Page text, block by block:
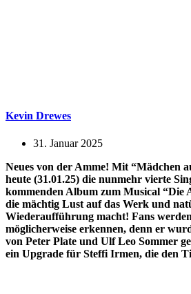
Kevin Drewes
31. Januar 2025
Neues von der Amme! Mit “Mädchen
heute (31.01.25) die nunmehr vierte
kommenden Album zum Musical “Die
die mächtig Lust auf das Werk und
Wiederaufführung macht! Fans
möglicherweise erkennen, denn er
von Peter Plate und Ulf Leo Sommer
ein Upgrade für Steffi Irmen, die den